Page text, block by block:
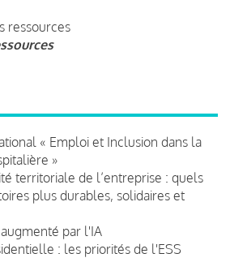
ressources
« Emploi et Inclusion dans la
»
territoriale de l’entreprise : quels
plus durables, solidaires et
par l'IA
: les priorités de l'ESS